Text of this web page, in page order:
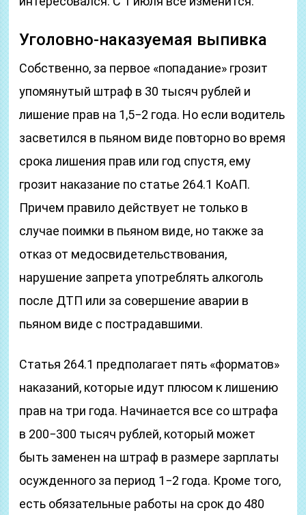
Уголовно-наказуемая выпивка
Собственно, за первое «попадание» грозит
упомянутый штраф в 30 тысяч рублей и
лишение прав на 1,5−2 года. Но если водитель
засветился в пьяном виде повторно во время
срока лишения прав или год спустя, ему
грозит наказание по статье 264.1 КоАП.
Причем правило действует не только в
случае поимки в пьяном виде, но также за
отказ от медосвидетельствования,
нарушение запрета употреблять алкоголь
после ДТП или за совершение аварии в
пьяном виде с пострадавшими.
Статья 264.1 предполагает пять «форматов»
наказаний, которые идут плюсом к лишению
прав на три года. Начинается все со штрафа
в 200−300 тысяч рублей, который может
быть заменен на штраф в размере зарплаты
осужденного за период 1−2 года. Кроме того,
есть обязательные работы на срок до 480